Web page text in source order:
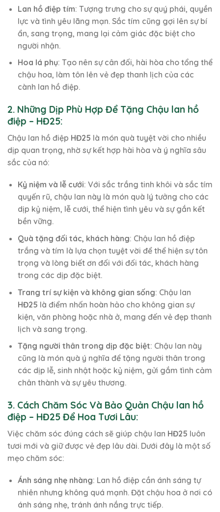
Lan hồ điệp tím: Tượng trưng cho sự quý phái, quyền
lực và tình yêu lãng mạn. Sắc tím cũng gợi lên sự bí
ẩn, sang trọng, mang lại cảm giác đặc biệt cho
người nhận.
Hoa lá phụ: Tạo nên sự cân đối, hài hòa cho tổng thể
chậu hoa, làm tôn lên vẻ đẹp thanh lịch của các
cành lan hồ điệp.
2. Những Dịp Phù Hợp Để Tặng Chậu lan hồ
điệp – HĐ25:
Chậu lan hồ điệp HĐ25 là món quà tuyệt vời cho nhiều
dịp quan trọng, nhờ sự kết hợp hài hòa và ý nghĩa sâu
sắc của nó:
Kỷ niệm và lễ cưới: Với sắc trắng tinh khôi và sắc tím
quyến rũ, chậu lan này là món quà lý tưởng cho các
dịp kỷ niệm, lễ cưới, thể hiện tình yêu và sự gắn kết
bền vững.
Quà tặng đối tác, khách hàng: Chậu lan hồ điệp
trắng và tím là lựa chọn tuyệt vời để thể hiện sự tôn
trọng và lòng biết ơn đối với đối tác, khách hàng
trong các dịp đặc biệt.
Trang trí sự kiện và không gian sống: Chậu lan
HĐ25 là điểm nhấn hoàn hảo cho không gian sự
kiện, văn phòng hoặc nhà ở, mang đến vẻ đẹp thanh
lịch và sang trọng.
Tặng người thân trong dịp đặc biệt: Chậu lan này
cũng là món quà ý nghĩa để tặng người thân trong
các dịp lễ, sinh nhật hoặc kỷ niệm, gửi gắm tình cảm
chân thành và sự yêu thương.
3. Cách Chăm Sóc Và Bảo Quản Chậu lan hồ
điệp – HĐ25 Để Hoa Tươi Lâu:
Việc chăm sóc đúng cách sẽ giúp chậu lan HĐ25 luôn
tươi mới và giữ được vẻ đẹp lâu dài. Dưới đây là một số
mẹo chăm sóc:
Ánh sáng nhẹ nhàng: Lan hồ điệp cần ánh sáng tự
nhiên nhưng không quá mạnh. Đặt chậu hoa ở nơi có
ánh sáng nhẹ, tránh ánh nắng trực tiếp.